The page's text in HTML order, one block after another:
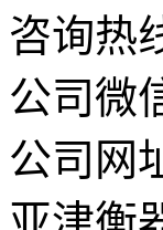
咨询热
公司微
公司网